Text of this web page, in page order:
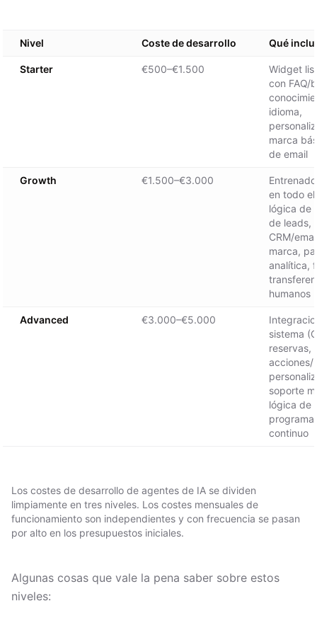
Nivel Coste de desarrollo Qué
Starter €500–€1.500
Widget
con FAQ/
idioma,
marca
de email
Growth €1.500–€3.000
en todo
lógica de
de leads,
CRM/
marca,
analítica,
humanos
Advanced €3.000–€5.000
sistema
reservas,
acciones/
soporte
lógica de
continuo
Los costes de desarrollo de agentes de IA se dividen
limpiamente en tres niveles. Los costes mensuales de
funcionamiento son independientes y con frecuencia se pasan
por alto en los presupuestos iniciales.
Algunas cosas que vale la pena saber sobre estos
niveles: